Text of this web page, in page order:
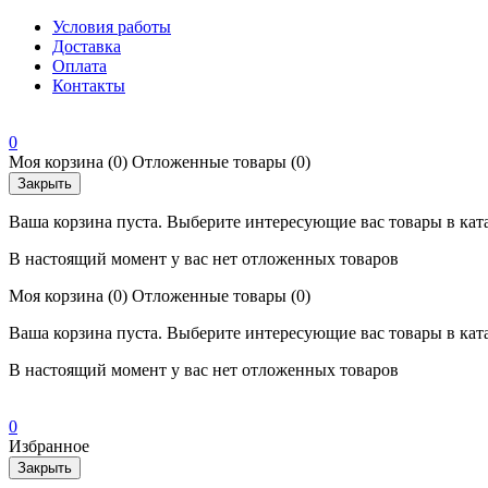
Условия работы
Доставка
Оплата
Контакты
0
Моя корзина (0) Отложенные товары (0)
Закрыть
Ваша корзина пуста. Выберите интересующие вас товары в
В настоящий момент у вас нет отложенных товаров
Моя корзина (0) Отложенные товары (0)
Ваша корзина пуста. Выберите интересующие вас товары в
В настоящий момент у вас нет отложенных товаров
0
Избранное
Закрыть